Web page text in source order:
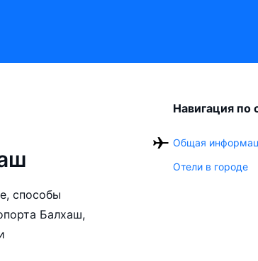
способы
Балхаш,
Навигация по
Общая
Отели в городе